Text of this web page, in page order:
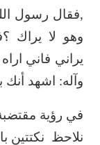
,فقال رسول
وهو لا يراك
يراني فاني
وآله: اشهد أنك
في رؤية
نلاحظ نكتتين